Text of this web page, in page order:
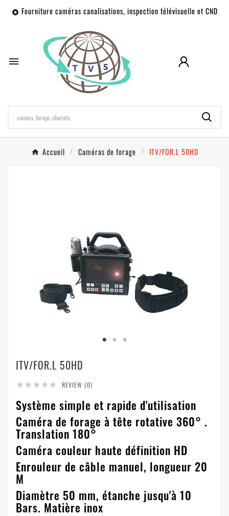
 Fourniture caméras canalisations, inspection télévisuelle et CND

Accueil Caméras de forage ITV/FOR.L 50HD
ITV/FOR.L 50HD
     REVIEW (0)
Système simple et rapide d'utilisation
Caméra de forage à tête rotative 360° .
Translation 180°
Caméra couleur haute définition HD
Enrouleur de câble manuel, longueur 20
M
Diamètre 50 mm, étanche jusqu'à 10
Bars. Matière inox